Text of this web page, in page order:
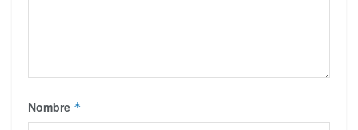
Nombre *